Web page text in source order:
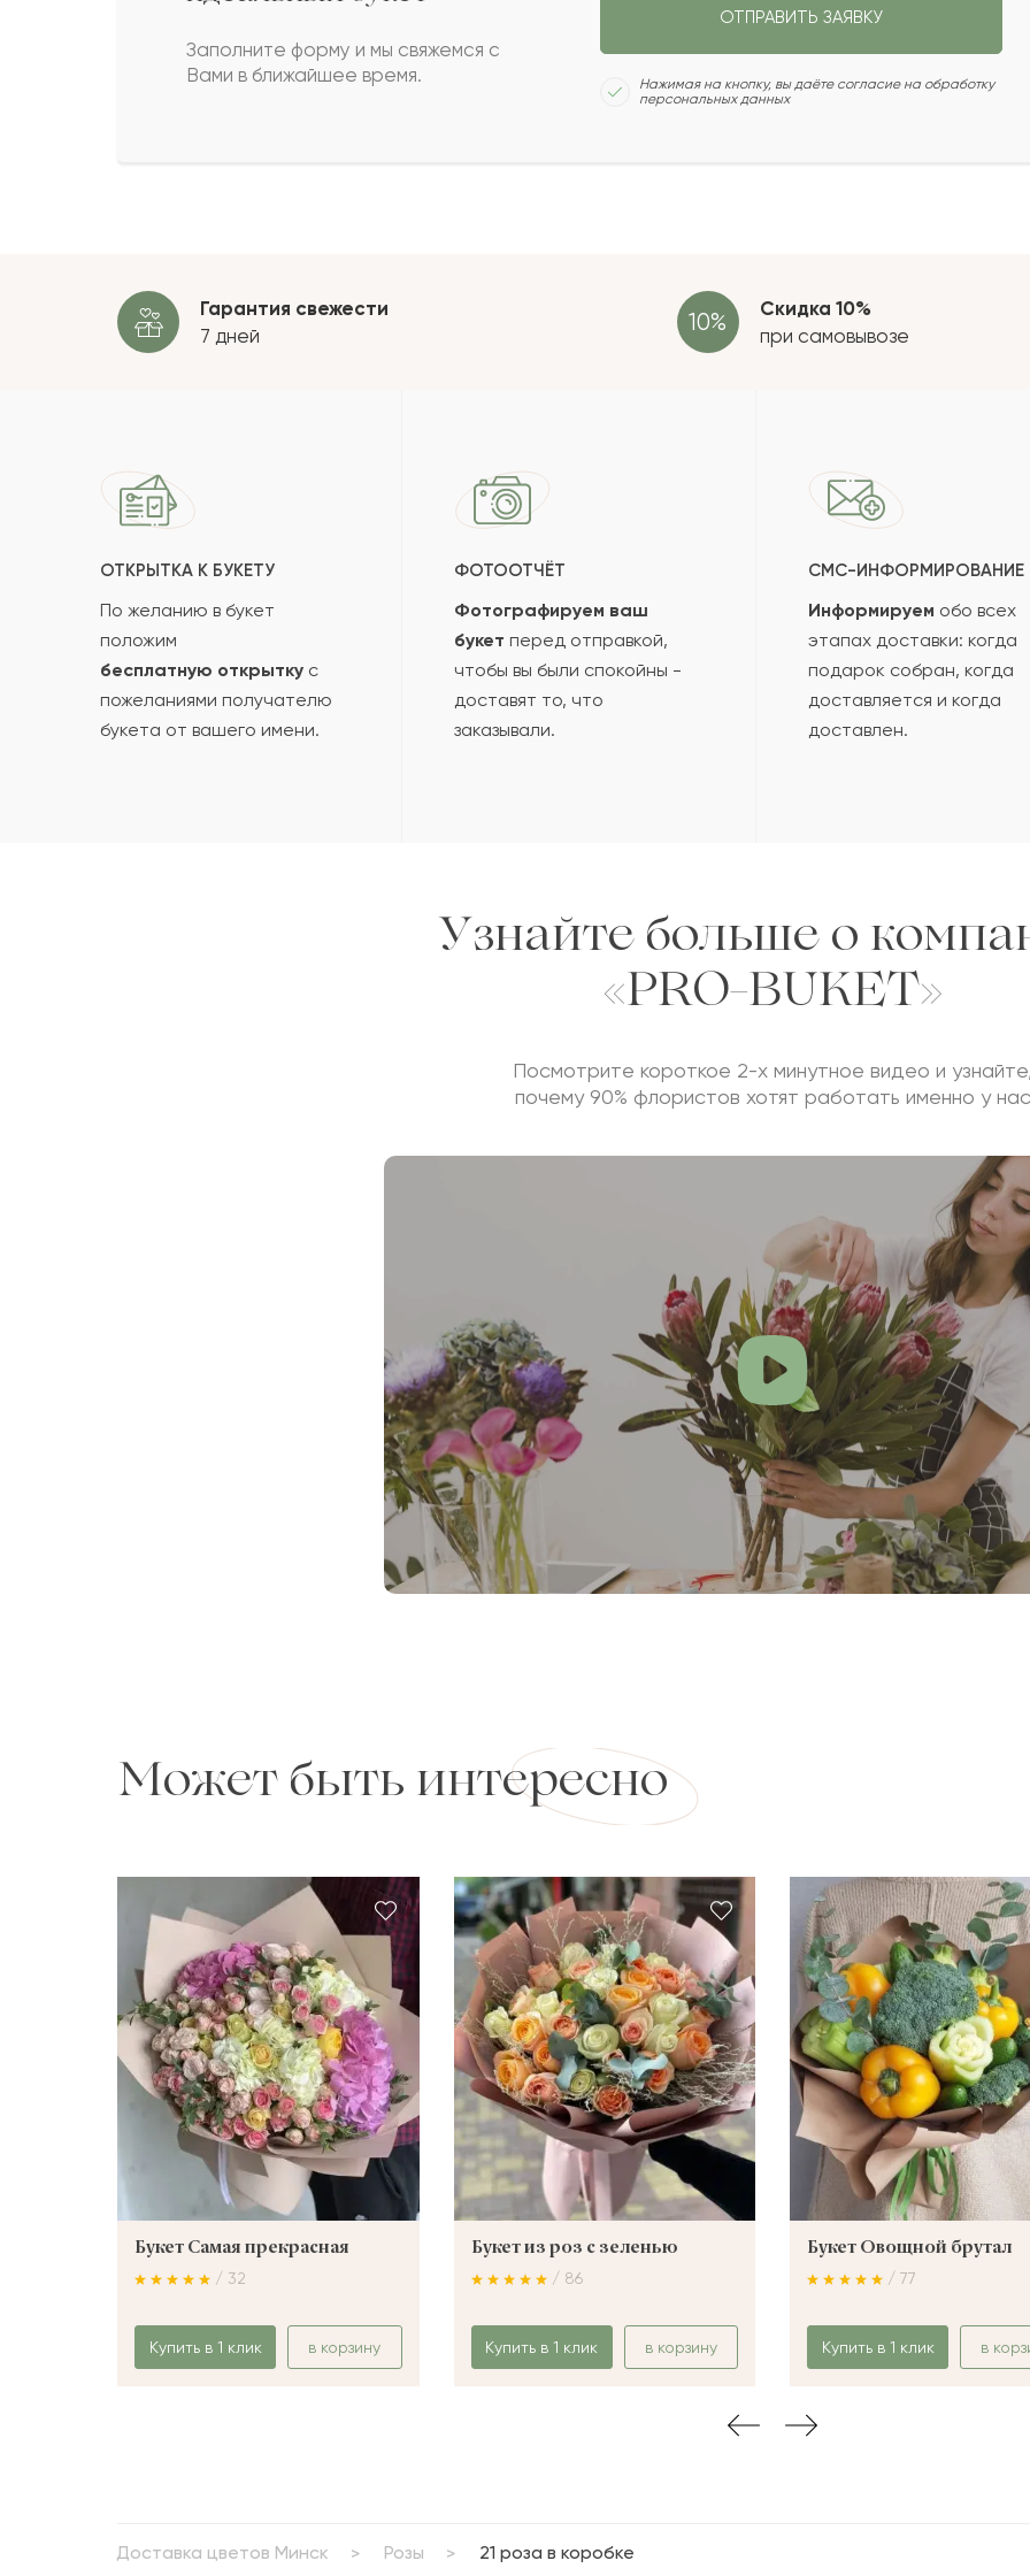
И Илзе
А 2005-12-21
Али
Заполните форму и мы свяжемся с
Вами в ближайшее время.
ОТПРАВИТЬ ЗАЯВКУ
Нажимая на кнопку, вы даёте согласие на обработку
персональных данных
Гарантия свежести
7 дней
Скидка 10%
при самовывозе
ОТКРЫТКА К БУКЕТУ
По желанию в букет
положим
бесплатную открытку с
пожеланиями получателю
букета от вашего имени.
ФОТООТЧЁТ
Фотографируем ваш
букет перед отправкой,
чтобы вы были спокойны -
доставят то, что
заказывали.
СМС-ИНФОРМИРОВАНИЕ
Информируем обо всех
этапах доставки: когда
подарок собран, когда
доставляется и когда
доставлен.
Узнайте больше о
«PRO-BUKET»
Посмотрите короткое 2-х минутное видео и
почему 90% флористов хотят работать именно у нас
Может быть интересно
Букет Самая прекрасная
/ 32
Купить в 1 клик в корзину
Букет из роз с зеленью
/ 86
Купить в 1 клик в корзину
Букет Овощной брутал
/ 77
Купить в 1 клик в
Доставка цветов Минск Розы 21 роза в коробке